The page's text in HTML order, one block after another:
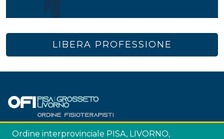
LIBERA PROFESSIONE
Ordine interprovinciale PISA, LIVORNO,